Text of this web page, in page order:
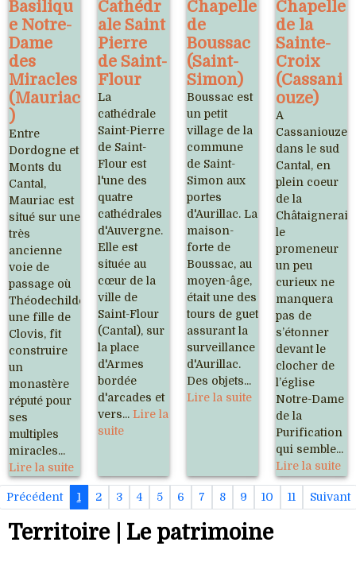
Basiliqu
e Notre-
Dame
des
Miracles
(Mauriac
)
Entre
Dordogne et
Monts du
Cantal,
Mauriac est
situé sur une
très
ancienne
voie de
passage où
Théodechilde,
une fille de
Clovis, fit
construire
un
monastère
réputé pour
ses
multiples
miracles...
Lire la suite
Cathédr
ale Saint
Pierre
de Saint-
Flour
La
cathédrale
Saint-Pierre
de Saint-
Flour est
l'une des
quatre
cathédrales
d'Auvergne.
Elle est
située au
cœur de la
ville de
Saint-Flour
(Cantal), sur
la place
d'Armes
bordée
d'arcades et
vers... Lire la
suite
Chapelle
de
Boussac
(Saint-
Simon)
Boussac est
un petit
village de la
commune
de Saint-
Simon aux
portes
d'Aurillac. La
maison-
forte de
Boussac, au
moyen-âge,
était une des
tours de guet
assurant la
surveillance
d'Aurillac.
Des objets...
Lire la suite
Chapelle
de la
Sainte-
Croix
(Cassani
ouze)
A
Cassaniouze,
dans le sud
Cantal, en
plein coeur
de la
Châtaigneraie,
le
promeneur
un peu
curieux ne
manquera
pas de
s’étonner
devant le
clocher de
l’église
Notre-Dame
de la
Purification
qui semble...
Lire la suite
Précédent 1 2 3 4 5 6 7 8 9 10 11 Suivant
Territoire | Le patrimoine